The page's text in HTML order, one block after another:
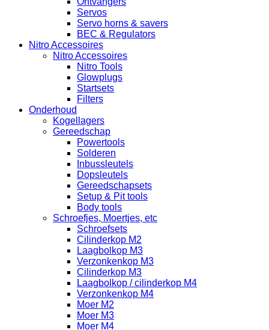
Servos
Servo horns & savers
BEC & Regulators
Nitro Accessoires
Nitro Accessoires
Nitro Tools
Glowplugs
Startsets
Filters
Onderhoud
Kogellagers
Gereedschap
Powertools
Solderen
Inbussleutels
Dopsleutels
Gereedschapsets
Setup & Pit tools
Body tools
Schroefjes, Moertjes, etc
Schroefsets
Cilinderkop M2
Laagbolkop M3
Verzonkenkop M3
Cilinderkop M3
Laagbolkop / cilinderkop M4
Verzonkenkop M4
Moer M2
Moer M3
Moer M4